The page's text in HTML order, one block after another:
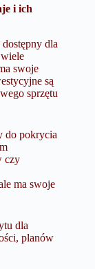
i ich
dla
swoje
są
sprzętu
do pokrycia
czy
ma swoje
dla
planów